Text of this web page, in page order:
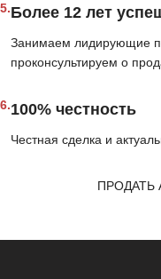
5.Более 12 лет
Занимаем лидирующие
проконсультируем о
6.100% честность
Честная сделка и
ПРОДАТЬ